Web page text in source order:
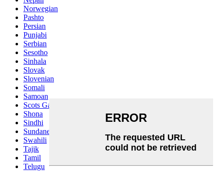
Norwegian
Pashto
Persian
Punjabi
Serbian
Sesotho
Sinhala
Slovak
Slovenian
Somali
Samoan
Scots Gaelic
Shona
Sindhi
Sundanese
Swahili
Tajik
Tamil
Telugu